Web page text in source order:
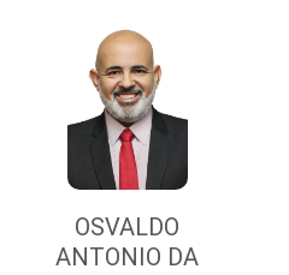
OSVALDO
ANTONIO DA